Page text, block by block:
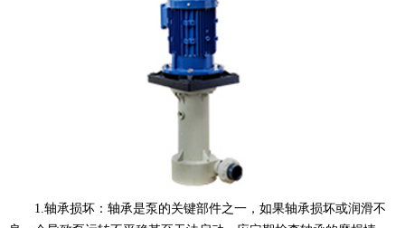
1.轴承损坏：轴承是泵的关键部件之一，如果轴承损坏或润滑不